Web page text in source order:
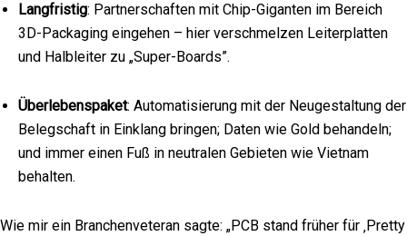
Langfristig: Partnerschaften mit Chip-Giganten im Bereich
3D-Packaging eingehen – hier verschmelzen Leiterplatten
und Halbleiter zu „Super-Boards”.
Überlebenspaket: Automatisierung mit der Neugestaltung der
Belegschaft in Einklang bringen; Daten wie Gold behandeln;
und immer einen Fuß in neutralen Gebieten wie Vietnam
behalten.
Wie mir ein Branchenveteran sagte: „PCB stand früher für ‚Pretty